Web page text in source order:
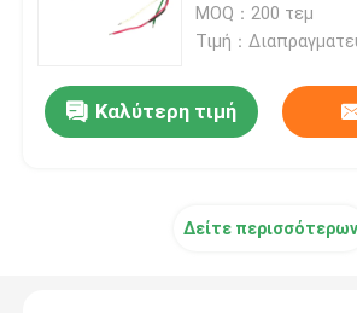
A4 στυλ
MOQ：200 τεμ
Τιμή：
Καλύτερη τιμή
Δείτε περισσότερων